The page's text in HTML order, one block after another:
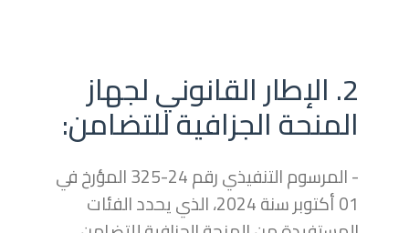
2. الإطار القانوني لجهاز
المنحة الجزافية للتضامن:
- المرسوم التنفيذي رقم 24-325 المؤرخ في
01 أكتوبر سنة 2024، الذي يحدد الفئات